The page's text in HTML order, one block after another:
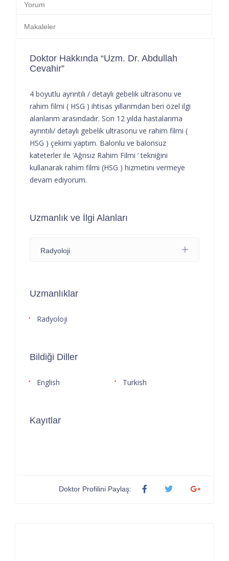
Yorum
Makaleler
Doktor Hakkında “Uzm. Dr. Abdullah
Cevahir”
4 boyutlu ayrıntılı / detaylı gebelik ultrasonu ve
rahim filmi ( HSG ) ihtisas yıllarımdan beri özel ilgi
alanlarım arasındadır. Son 12 yılda hastalarıma
ayrıntılı/ detaylı gebelik ultrasonu ve rahim filmi (
HSG ) çekimi yaptım. Balonlu ve balonsuz
kateterler ile ‘Ağrısız Rahim Filmi ‘ tekniğini
kullanarak rahim filmi (HSG ) hizmetini vermeye
devam ediyorum.
Uzmanlık ve İlgi Alanları
Radyoloji
Uzmanlıklar
Radyoloji
Bildiği Diller
English Turkish
Kayıtlar
Doktor Profilini Paylaş: